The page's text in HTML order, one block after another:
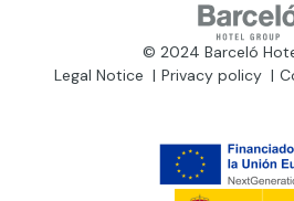
© 2024 Barceló
Legal Notice
Privacy policy